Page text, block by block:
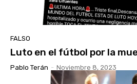
FALSO
Luto en el fútbol por la
Pablo Terán - Noviembre 8, 2023